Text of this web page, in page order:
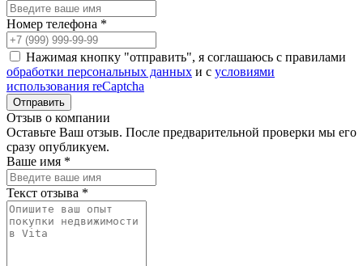
Номер телефона *
Нажимая кнопку "отправить", я соглашаюсь с правилами
обработки персональных данных и с условиями
использования reCaptcha
Отзыв о компании
Оставьте Ваш отзыв. После предварительной проверки мы его
сразу опубликуем.
Ваше имя *
Текст отзыва *